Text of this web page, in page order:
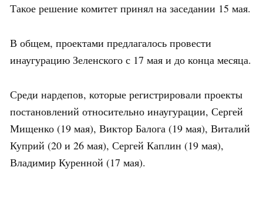
Такое решение комитет принял на заседании 15 мая.
В общем, проектами предлагалось провести
инаугурацию Зеленского с 17 мая и до конца месяца.
Среди нардепов, которые регистрировали проекты
постановлений относительно инаугурации, Сергей
Мищенко (19 мая), Виктор Балога (19 мая), Виталий
Куприй (20 и 26 мая), Сергей Каплин (19 мая),
Владимир Куренной (17 мая).